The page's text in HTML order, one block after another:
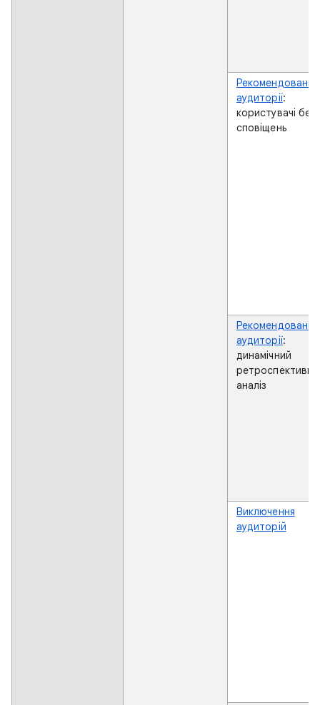
Рекомендовані
аудиторії:
користувачі без
сповіщень
Рекомендовані
аудиторії:
динамічний
аналіз
Виключення
аудиторій